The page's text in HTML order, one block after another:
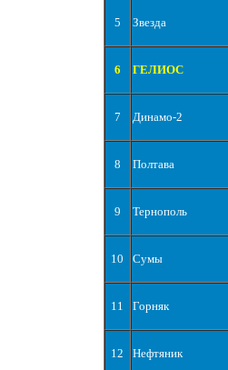
5 Звезда
6 ГЕЛИОС
7 Динамо-2
8 Полтава
9 Тернополь
10 Сумы
11 Горняк
12 Нефтяник